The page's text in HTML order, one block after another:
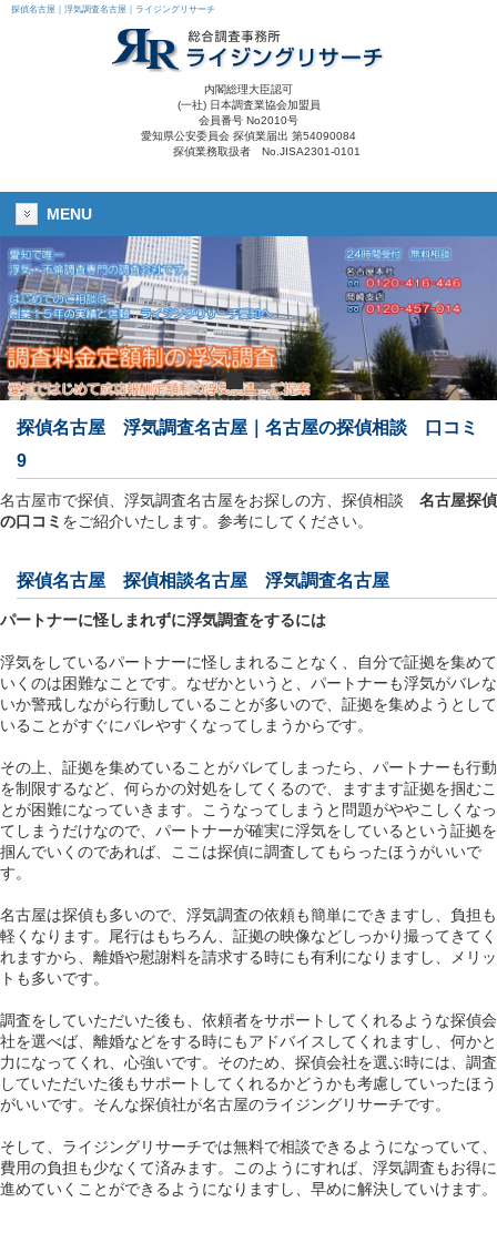
探偵名古屋｜浮気調査名古屋｜ライジングリサーチ
内閣総理大臣認可
(一社) 日本調査業協会加盟員
会員番号 No2010号
愛知県公安委員会 探偵業届出 第54090084
探偵業務取扱者 No.JISA2301-0101
MENU
探偵名古屋 浮気調査名古屋｜名古屋の探偵相談 口コミ
9
名古屋市で探偵、浮気調査名古屋をお探しの方、探偵相談 名古屋探偵
の口コミ をご紹介いたします。参考にしてください。
探偵名古屋 探偵相談名古屋 浮気調査名古屋
パートナーに怪しまれずに浮気調査をするには
浮気をしているパートナーに怪しまれることなく、自分で証拠を集めて
いくのは困難なことです。なぜかというと、パートナーも浮気がバレな
いか警戒しながら行動していることが多いので、証拠を集めようとして
いることがすぐにバレやすくなってしまうからです。
その上、証拠を集めていることがバレてしまったら、パートナーも行動
を制限するなど、何らかの対処をしてくるので、ますます証拠を掴むこ
とが困難になっていきます。こうなってしまうと問題がややこしくなっ
てしまうだけなので、パートナーが確実に浮気をしているという証拠を
掴んでいくのであれば、ここは探偵に調査してもらったほうがいいで
す。
名古屋は探偵も多いので、浮気調査の依頼も簡単にできますし、負担も
軽くなります。尾行はもちろん、証拠の映像などしっかり撮ってきてく
れますから、離婚や慰謝料を請求する時にも有利になりますし、メリッ
トも多いです。
調査をしていただいた後も、依頼者をサポートしてくれるような探偵会
社を選べば、離婚などをする時にもアドバイスしてくれますし、何かと
力になってくれ、心強いです。そのため、探偵会社を選ぶ時には、調査
していただいた後もサポートしてくれるかどうかも考慮していったほう
がいいです。そんな探偵社が名古屋のライジングリサーチです。
そして、ライジングリサーチでは無料で相談できるようになっていて、
費用の負担も少なくて済みます。このようにすれば、浮気調査もお得に
進めていくことができるようになりますし、早めに解決していけます。